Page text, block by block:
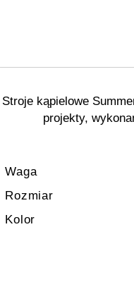
Stroje kąpielowe
projekty,
Waga
Rozmiar
Kolor